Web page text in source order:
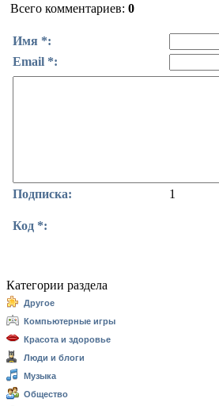
Всего комментариев: 0
Имя *:
Email *:
Подписка: 1
Код *:
Категории раздела
Другое
Компьютерные игры
Красота и здоровье
Люди и блоги
Музыка
Общество